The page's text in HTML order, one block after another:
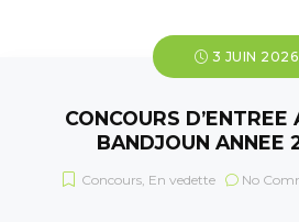
3 JUIN 2026
CONCOURS D’ENTREE
BANDJOUN ANNEE
Concours, En vedette No